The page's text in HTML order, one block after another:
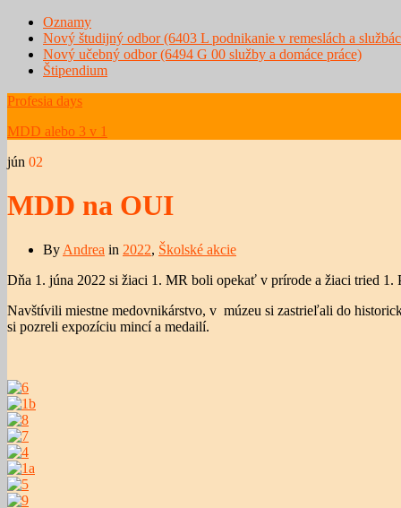
Oznamy
Nový študijný odbor (6403 L podnikanie v remeslách a
Nový učebný odbor (6494 G 00 služby a domáce práce)
Štipendium
Profesia days
MDD alebo 3 v 1
jún 02
MDD na OUI
By Andrea in 2022, Školské akcie
Dňa 1. júna 2022 si žiaci 1. MR boli opekať v prírode a žiaci tried
Navštívili miestne medovnikárstvo, v múzeu si zastrieľali do
si pozreli expozíciu mincí a medailí.